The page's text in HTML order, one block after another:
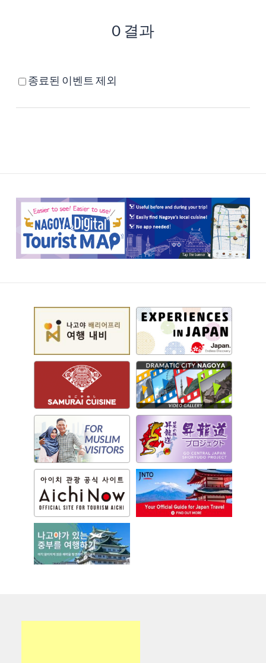
0 결과
종료된 이벤트 제외